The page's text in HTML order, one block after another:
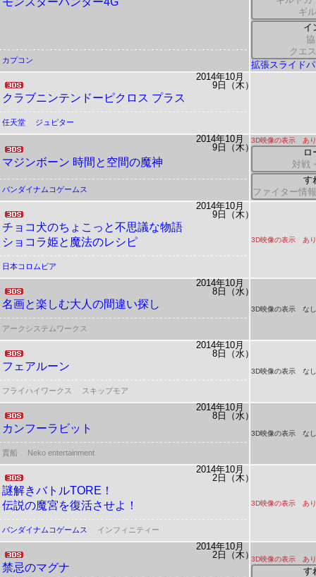
ギ
イ
クエ
拡張スライド
カプコン
2014年10月
9日（木）
クラブニンテンドーピクロス プラス
任天堂 ジュピター
2014年10月
9日（木）
マジンボーン 時間と空間の魔神
3D映像の表示 あり
ロ
対戦
す
ファイター情
バンダイナムコゲームス
2014年10月
9日（木）
チョコ犬のちょこっと不思議な物語
ショコラ姫と魔法のレシピ
3D映像の表示 あり
日本コロムビア
2014年10月
8日（水）
名画と楽しむ大人の間違い探し 3D映像の表示 なし
アークシステムワークス
2014年10月
8日（水）
フェアルーン 3D映像の表示 なし
フライハイワークス スキップモア
2014年10月
8日（水）
カンフーラビット 3D映像の表示 なし
賈船 Neko entertainment
2014年10月
2日（木）
謎解きバトルTORE！
伝説の魔宮を復活させよ！
3D映像の表示 あり
バンダイナムコゲームス インフィニティー
2014年10月
2日（木）
禁忌のマグナ
3D映像の表示 あり
す